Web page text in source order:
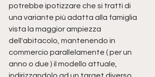
potrebbe ipotizzare che si tratti di
una variante più adatta alla famiglia
vista la maggior ampiezza
dell'abitacolo, mantenendo in
commercio parallelamente ( per un
anno o due ) il modello attuale,
indirizzandolo ad un target diverso.